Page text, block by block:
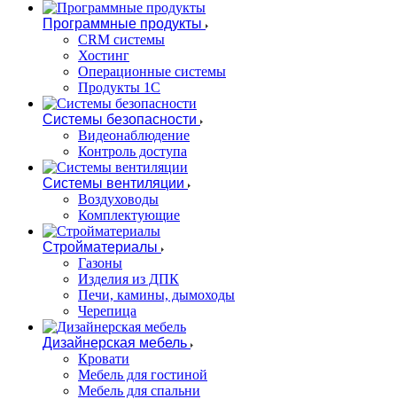
Программные продукты
CRM системы
Хостинг
Операционные системы
Продукты 1С
Системы безопасности
Видеонаблюдение
Контроль доступа
Системы вентиляции
Воздуховоды
Комплектующие
Стройматериалы
Газоны
Изделия из ДПК
Печи, камины, дымоходы
Черепица
Дизайнерская мебель
Кровати
Мебель для гостиной
Мебель для спальни